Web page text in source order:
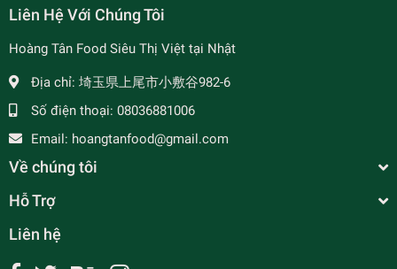
Liên Hệ Với Chúng Tôi
Hoàng Tân Food Siêu Thị Việt tại Nhật
Địa chỉ: 埼玉県上尾市小敷谷982-6
Số điện thoại: 08036881006
Email: hoangtanfood@gmail.com
Về chúng tôi
Hỗ Trợ
Liên hệ